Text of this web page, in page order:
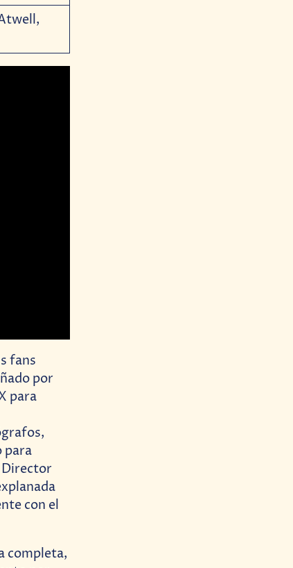
fans
por
para
para
Director
con el
completa,